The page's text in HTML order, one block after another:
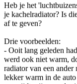
Heb je het
je kachelradiator? Is
af te geven?
Drie voorbeelden:
- Ooit lang geleden
werd ook niet warm,
radiator van een
lekker warm in de auto